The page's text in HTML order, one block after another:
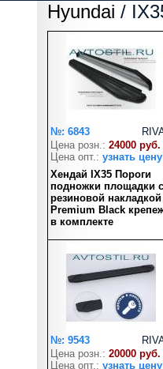
Hyundai /
№: 6843
Цена розн.: 24000 руб.
Цена опт.: узнать цену
Хендай IX35 Пороги
подножки площадки с
резиновой накладкой
Premium Black
в комплекте
№: 9543
Цена розн.: 20000 руб.
Цена опт.: узнать цену